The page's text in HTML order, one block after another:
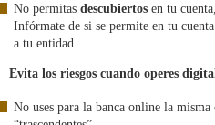
No permitas descubiertos en tu
Infórmate de si se permite en tu
a tu entidad.
Evita los riesgos cuando operes
No uses para la banca online la misma